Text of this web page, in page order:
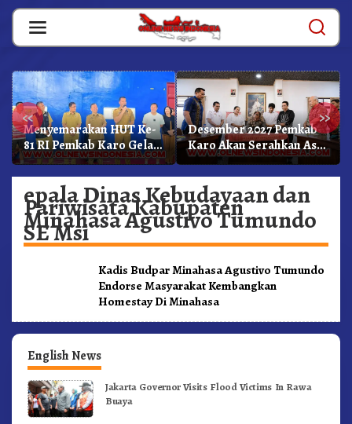
Skip
content
« »
Menyemarakan HUT Ke-
81 RI Pemkab Karo Gelar
Pertandingan Olahraga
Desember 2027 Pemkab
Karo Akan Serahkan Aset
RSUD Kabanjahe Ke
Moderamen GBKP
epala Dinas Kebudayaan dan
Pariwisata Kabupaten
Minahasa Agustivo Tumundo
SE Msi
Kadis Budpar Minahasa Agustivo Tumundo
Endorse Masyarakat Kembangkan
Homestay Di Minahasa
English News
Jakarta Governor Visits Flood Victims In Rawa
Buaya